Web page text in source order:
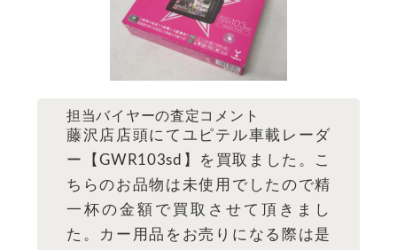
担当バイヤーの査定コメント
藤沢店店頭にてユピテル車載レーダ
ー【GWR103sd】を買取ました。こ
ちらのお品物は未使用でしたので精
一杯の金額で買取させて頂きまし
た。カー用品をお売りになる際は是